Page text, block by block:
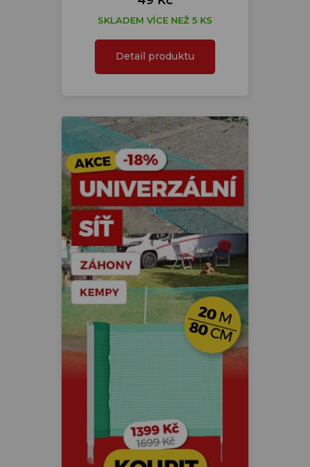
SKLADEM VÍCE NEŽ 5 KS
Detail produktu